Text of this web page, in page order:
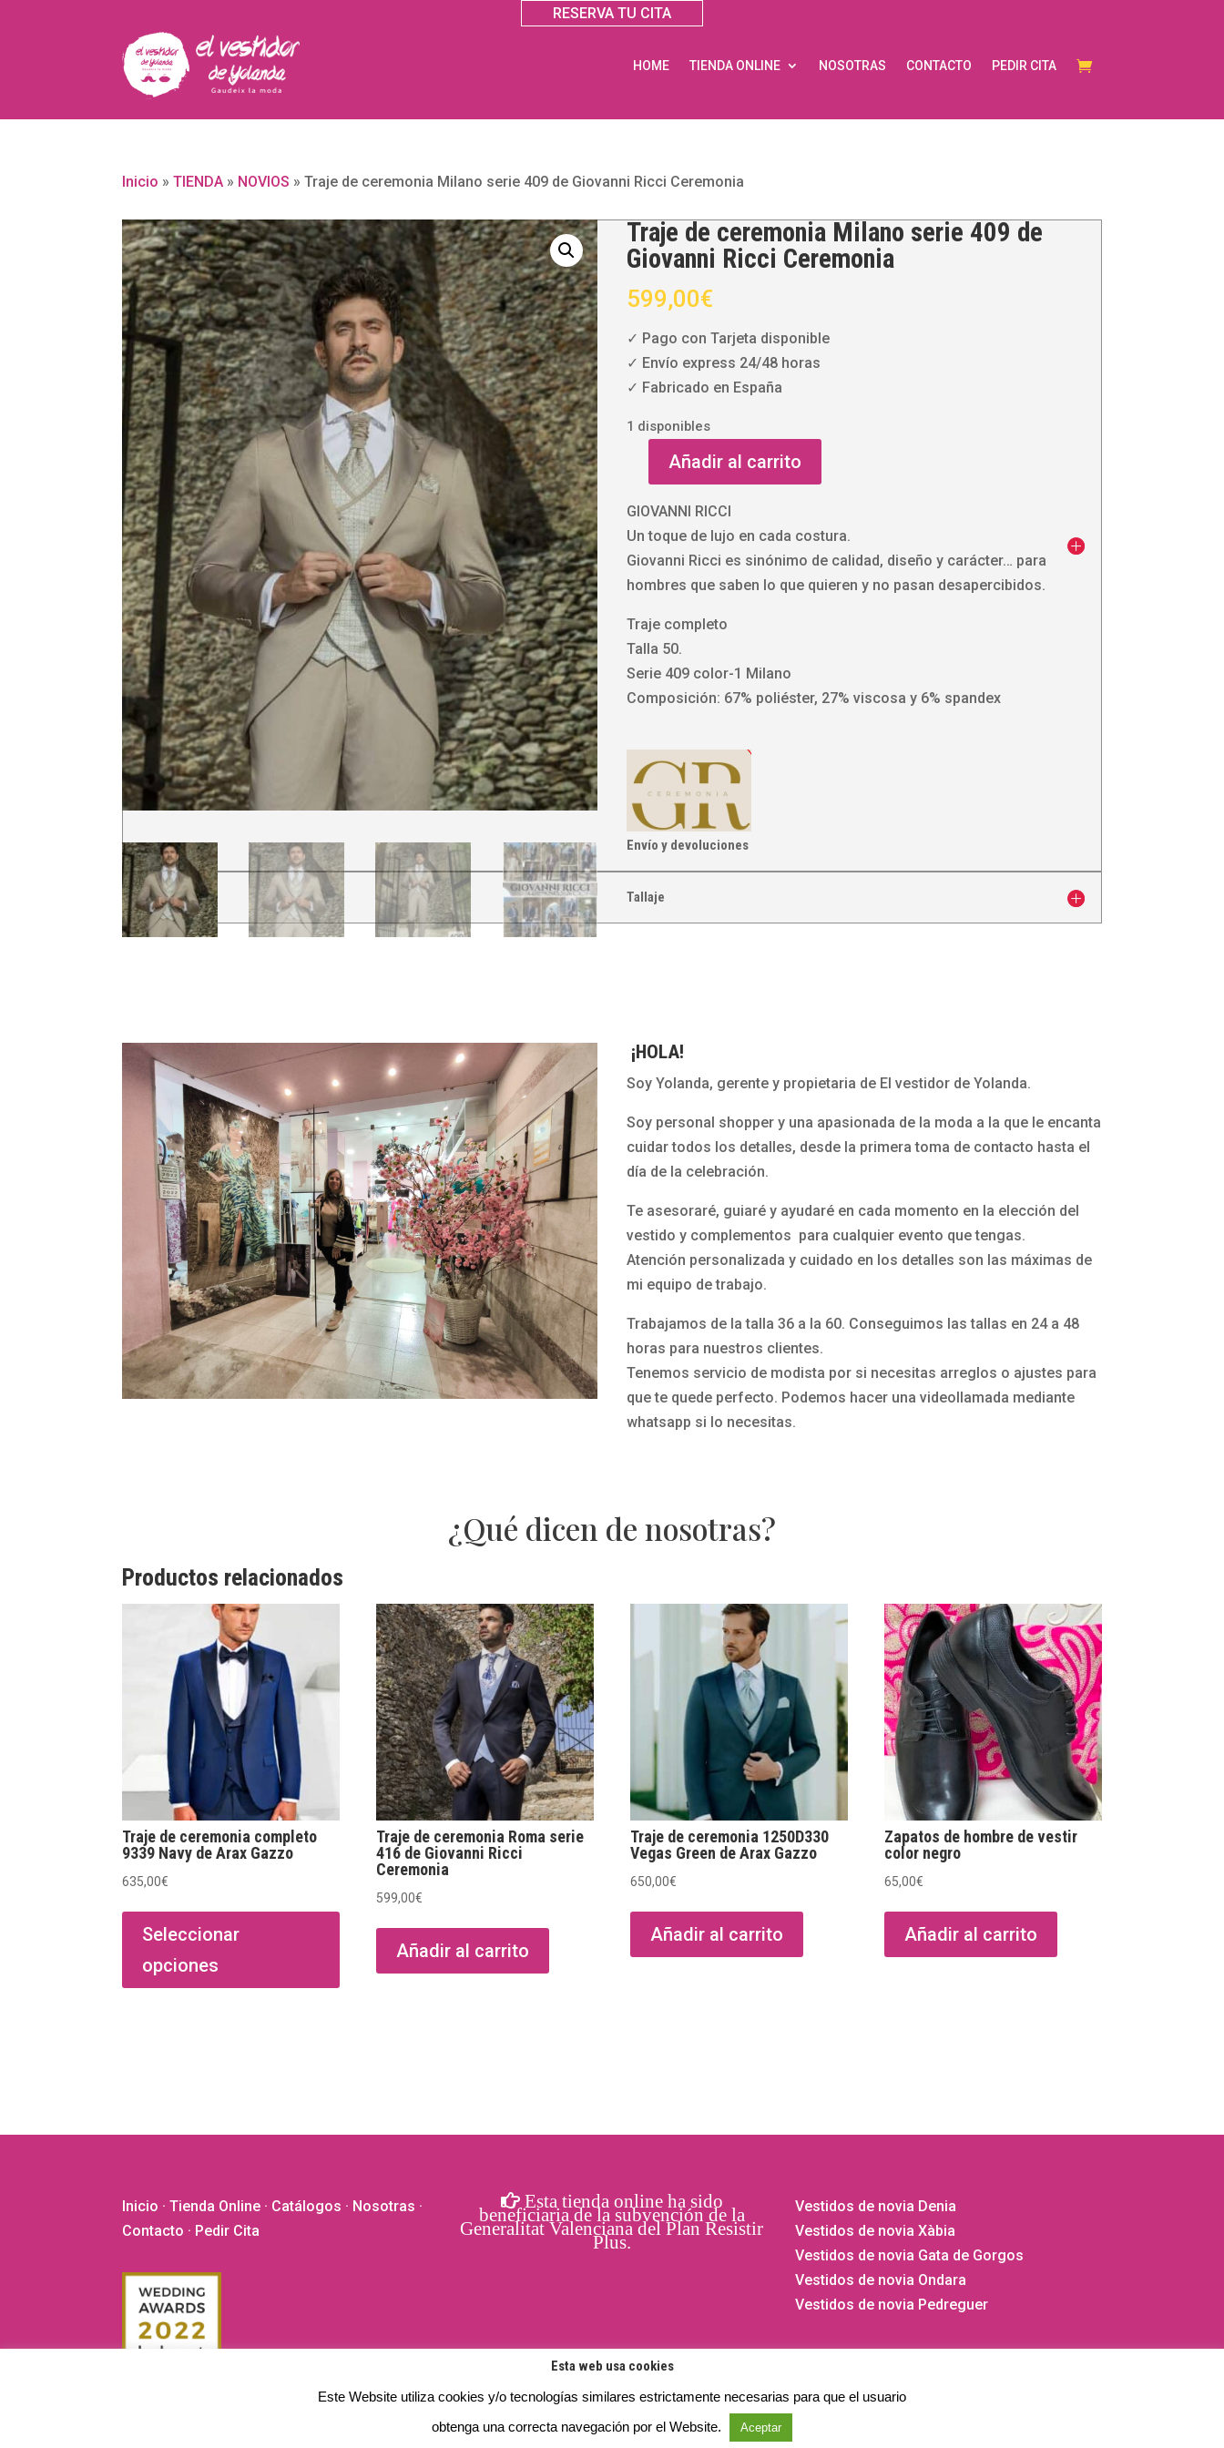
RESERVA TU CITA
HOME TIENDA ONLINE NOSOTRAS CONTACTO PEDIR CITA
Inicio »TIENDA » NOVIOS »Traje de ceremonia Milano serie 409 de Giovanni Ricci Ceremonia
Traje de ceremonia Milano serie 409 de
Giovanni Ricci Ceremonia
599,00€
✓ Pago con Tarjeta disponible
✓ Envío express 24/48 horas
✓ Fabricado en España
1 disponibles
ceremonia
Milano
serie
409
de
Giovanni
Ricci
Ceremonia
Añadir al carrito
GIOVANNI RICCI
Un toque de lujo en cada costura.
Giovanni Ricci es sinónimo de calidad, diseño y carácter… para
hombres que saben lo que quieren y no pasan desapercibidos.
Traje completo
Talla 50.
Serie 409 color-1 Milano
Composición: 67% poliéster, 27% viscosa y 6% spandex
Envío y devoluciones
Tallaje
¡HOLA!
Soy Yolanda, gerente y propietaria de El vestidor de Yolanda.
Soy personal shopper y una apasionada de la moda a la que le encanta
cuidar todos los detalles, desde la primera toma de contacto hasta el
día de la celebración.
Te asesoraré, guiaré y ayudaré en cada momento en la elección del
vestido y complementos para cualquier evento que tengas.
Atención personalizada y cuidado en los detalles son las máximas de
mi equipo de trabajo.
Trabajamos de la talla 36 a la 60. Conseguimos las tallas en 24 a 48
horas para nuestros clientes.
Tenemos servicio de modista por si necesitas arreglos o ajustes para
que te quede perfecto. Podemos hacer una videollamada mediante
whatsapp si lo necesitas.
¿Qué dicen de nosotras?
Productos relacionados
Traje de ceremonia completo
9339 Navy de Arax Gazzo
635,00€
Seleccionar
opciones
producto
múltiples
de
Traje de ceremonia Roma serie
416 de Giovanni Ricci
Ceremonia
599,00€
Añadir al carrito
Traje de ceremonia 1250D330
Vegas Green de Arax Gazzo
650,00€
Añadir al carrito
Zapatos de hombre de vestir
color negro
65,00€
Añadir al carrito
Inicio ·Tienda Online · Catálogos · Nosotras ·
Contacto · Pedir Cita
Esta tienda online ha sido
beneficiaria de la subvención de la
Generalitat Valenciana del Plan Resistir
Plus.
Vestidos de novia Denia
Vestidos de novia Xàbia
Vestidos de novia Gata de Gorgos
Vestidos de novia Ondara
Vestidos de novia Pedreguer
©2020 - 2026 El Vestidor de Yolanda. Todos los derechos reservados. Privacidad- Aviso legal -Cookies
Esta web usa cookies
Este Website utiliza cookies y/o tecnologías similares estrictamente necesarias para que el usuario
obtenga una correcta navegación por el Website.
Aceptar